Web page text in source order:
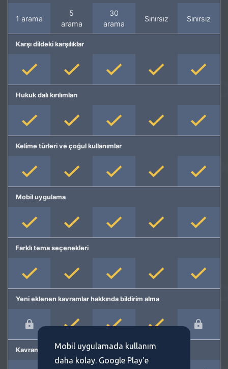
1 arama
5
arama
30
arama
Sınırsız Sınırsız
Karşı dildeki karşılıklar
Hukuk dalı kırılımları
Kelime türleri ve çoğul kullanımlar
Mobil uygulama
Farklı tema seçenekleri
Yeni eklenen kavramlar hakkında bildirim alma
Kavram önermeMobil uygulamada kullanım
daha kolay. Google Play'e